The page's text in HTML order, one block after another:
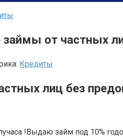
от частных
Кредиты
лиц без
!Выдаю займ под 10%